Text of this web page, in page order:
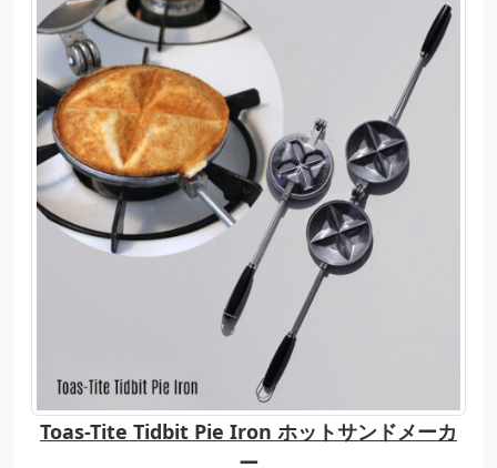
Toas-Tite Tidbit Pie Iron ホットサンドメーカ
ー